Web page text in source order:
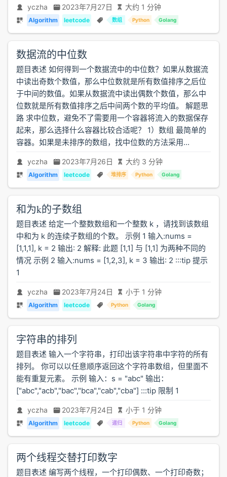
yczha 2023年7月27日 大约 1 分钟
Algorithm leetcode 数组 Python Golang
数据流的中位数
题目表述 如何得到一个数据流中的中位数？如果从数据流
中读出奇数个数值，那么中位数就是所有数值排序之后位
于中间的数值。如果从数据流中读出偶数个数值，那么中
位数就是所有数值排序之后中间两个数的平均值。 解题思
路 求中位数，避免不了需要用一个容器将流入的数据保存
起来，那么选择什么容器比较合适呢？ 1）数组 最简单的
容器。如果是未排序的数组，找中位数的方法采用...
yczha 2023年7月26日 大约 3 分钟
Algorithm leetcode 堆排序 Python Golang
和为k的子数组
题目表述 给定一个整数数组和一个整数 k ，请找到该数组
中和为 k 的连续子数组的个数。 示例 1 输入:nums =
[1,1,1], k = 2 输出: 2 解释: 此题 [1,1] 与 [1,1] 为两种不同的
情况 示例 2 输入:nums = [1,2,3], k = 3 输出: 2 :::tip 提示
1
yczha 2023年7月24日 小于 1 分钟
Algorithm leetcode Python Golang
字符串的排列
题目表述 输入一个字符串，打印出该字符串中字符的所有
排列。 你可以以任意顺序返回这个字符串数组，但里面不
能有重复元素。 示例 输入：s = "abc" 输出：
["abc","acb","bac","bca","cab","cba"] :::tip 限制 1
yczha 2023年7月24日 小于 1 分钟
Algorithm leetcode 递归 Python Golang
两个线程交替打印数字
题目表述 编写两个线程，一个打印偶数、一个打印奇数；